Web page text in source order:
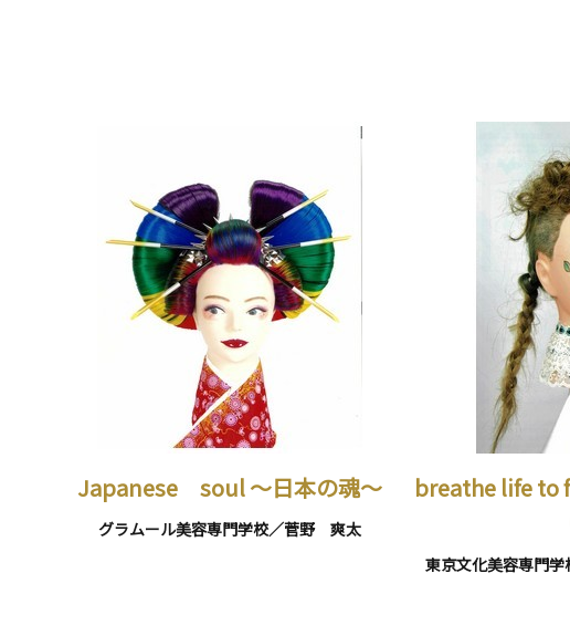
Japanese soul ～日本の魂～
グラムール美容専門学校／菅野 爽太
breathe life to
東京文化美容専門